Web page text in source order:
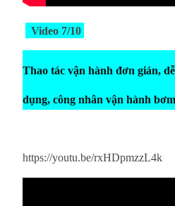
Video 7/10
Thao tác vận hành đơn giản,
dụng, công nhân vận hành
https://youtu.be/rxHDpmzzL4k